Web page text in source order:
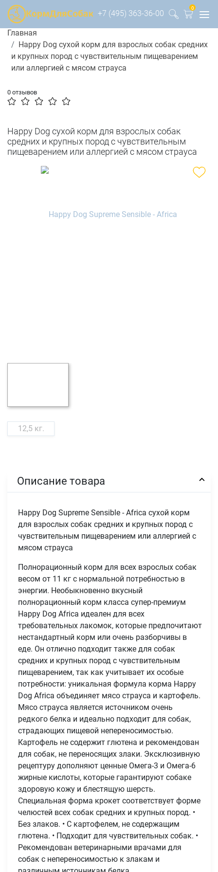
+7 (495) 363-36-00
0
Главная
Happy Dog сухой корм для взрослых собак средних
и крупных пород с чувствительным пищеварением
или аллергией с мясом страуса
0 отзывов
Happy Dog сухой корм для взрослых собак
средних и крупных пород с чувствительным
пищеварением или аллергией с мясом страуса
12,5 кг.
Описание товара
Happy Dog Supreme Sensible - Africa сухой корм
для взрослых собак средних и крупных пород с
чувствительным пищеварением или аллергией с
мясом страуса
Полнорационный корм для всех взрослых собак
весом от 11 кг с нормальной потребностью в
энергии. Необыкновенно вкусный
полнорационный корм класса супер-премиум
Happy Dog Africa идеален для всех
требовательных лакомок, которые предпочитают
нестандартный корм или очень разборчивы в
еде. Он отлично подходит также для собак
средних и крупных пород с чувствительным
пищеварением, так как учитывает их особые
потребности: уникальная формула корма Happy
Dog Africa объединяет мясо страуса и картофель.
Мясо страуса является источником очень
редкого белка и идеально подходит для собак,
страдающих пищевой непереносимостью.
Картофель не содержит глютена и рекомендован
для собак, не переносящих злаки. Эксклюзивную
рецептуру дополняют ценные Омега-3 и Омега-6
жирные кислоты, которые гарантируют собаке
здоровую кожу и блестящую шерсть.
Специальная форма крокет соответствует форме
челюстей всех собак средних и крупных пород. •
Без злаков. • С картофелем, не содержащим
глютена. • Подходит для чувствительных собак. •
Рекомендован ветеринарными врачами для
собак с непереносимостью к злакам и